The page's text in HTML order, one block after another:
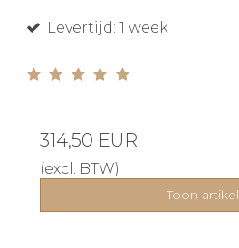
Levertijd: 1 week
314,50 EUR
(excl. BTW)
Toon artikel